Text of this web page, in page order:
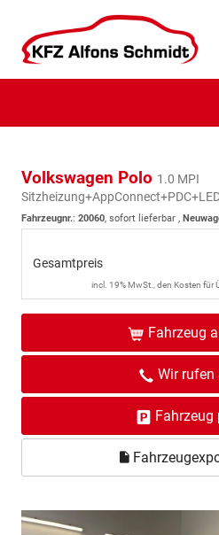
Volkswagen Polo 1.0 MPI
Fahrzeugnr.: 20060, sofort lieferbar ,
Gesamtpreis
incl. 19% MwSt., den Kosten für
Fahrzeug
Wir rufen
Fahrzeug